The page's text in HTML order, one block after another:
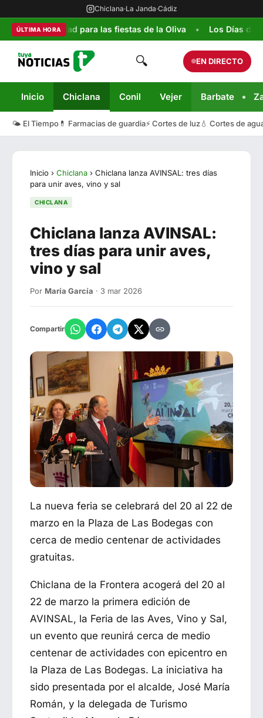
Chiclana·La Janda·Cádiz
ÚLTIMA HORApara las fiestas de la Oliva Los Días de la
🔍 EN DIRECTO
Inicio Chiclana Conil Vejer Barbate
🌤️ El Tiempo 💊 Farmacias de guardia⚡ Cortes de luz💧 Cortes de
Inicio › Chiclana › Chiclana lanza AVINSAL: tres días
para unir aves, vino y sal
CHICLANA
Chiclana lanza AVINSAL:
tres días para unir aves,
vino y sal
Por María García · 3 mar 2026
Compartir
La nueva feria se celebrará del 20 al 22 de
marzo en la Plaza de Las Bodegas con
cerca de medio centenar de actividades
gratuitas.
Chiclana de la Frontera acogerá del 20 al
22 de marzo la primera edición de
AVINSAL, la Feria de las Aves, Vino y Sal,
un evento que reunirá cerca de medio
centenar de actividades con epicentro en
la Plaza de Las Bodegas. La iniciativa ha
sido presentada por el alcalde, José María
Román, y la delegada de Turismo